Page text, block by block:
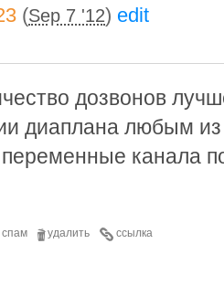
(Sep 7 '12) edit
дозвонов
диаплана любым
канала
ссылка
удалить
спам